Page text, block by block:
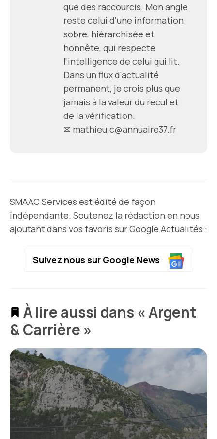
que des raccourcis. Mon angle
reste celui d'une information
sobre, hiérarchisée et
honnête, qui respecte
l'intelligence de celui qui lit.
Dans un flux d'actualité
permanent, je crois plus que
jamais à la valeur du recul et
de la vérification.
✉ mathieu.c@annuaire37.fr
SMAAC Services est édité de façon
indépendante. Soutenez la rédaction en nous
ajoutant dans vos favoris sur Google Actualités :
Suivez nous sur Google News
À lire aussi dans « Argent
& Carrière »